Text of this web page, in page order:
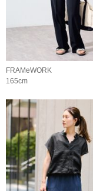
FRAMeWORK
165cm